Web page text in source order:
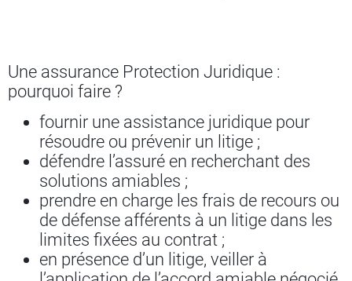
Une assurance Protection Juridique :
pourquoi faire ?
fournir une assistance juridique pour
résoudre ou prévenir un litige ;
défendre l’assuré en recherchant des
solutions amiables ;
prendre en charge les frais de recours ou
de défense afférents à un litige dans les
limites fixées au contrat ;
en présence d’un litige, veiller à